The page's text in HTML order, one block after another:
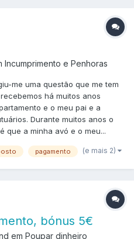
Incumprimento e Penhoras
me uma questão que me tem
há muitos anos
e o meu pai e a
Durante muitos anos o
que a minha avó e o meu...
pagamento (e mais 2)
bónus 5€
em Poupar dinheiro